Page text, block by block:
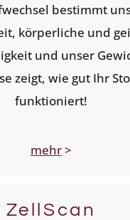
bestimmt
körperliche und
und unser
zeigt, wie gut Ihr
funktioniert!
mehr>
ZellScan